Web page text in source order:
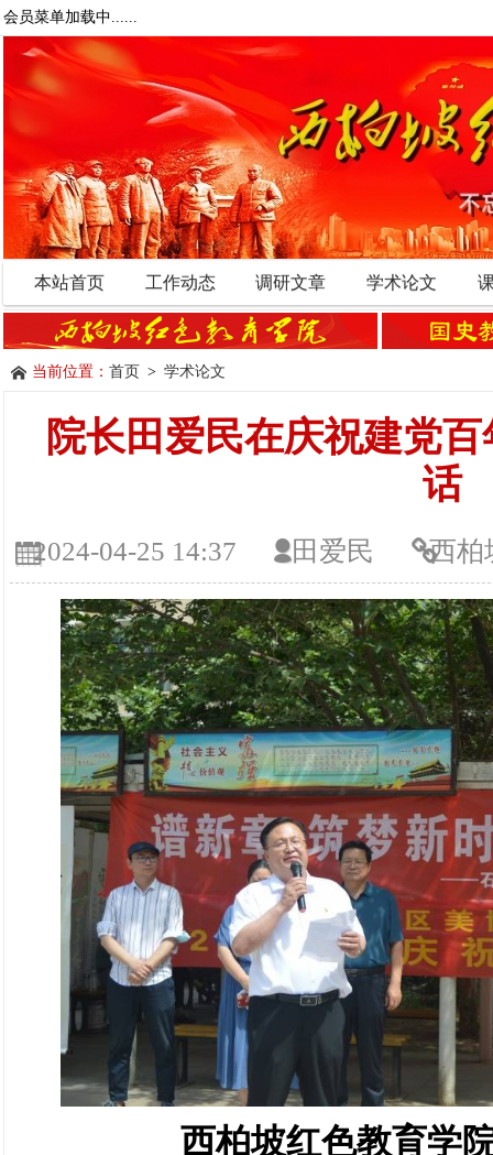
会员菜单加载中......
本站首页 工作动态 调研文章 学术论文
当前位置： 首页 > 学术论文
院长田爱民在庆祝建党
话
2024-04-25 14:37 田爱民 西柏
西柏坡红色教育学